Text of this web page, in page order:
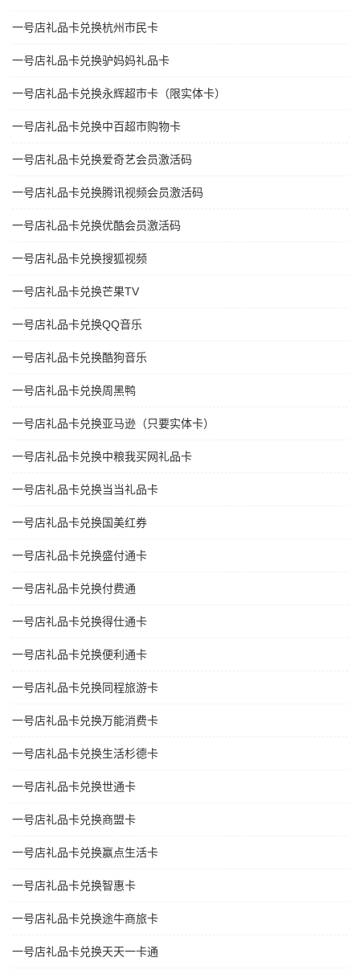
一号店礼品卡兑换杭州市民卡
一号店礼品卡兑换驴妈妈礼品卡
一号店礼品卡兑换永辉超市卡（限实体卡）
一号店礼品卡兑换中百超市购物卡
一号店礼品卡兑换爱奇艺会员激活码
一号店礼品卡兑换腾讯视频会员激活码
一号店礼品卡兑换优酷会员激活码
一号店礼品卡兑换搜狐视频
一号店礼品卡兑换芒果TV
一号店礼品卡兑换QQ音乐
一号店礼品卡兑换酷狗音乐
一号店礼品卡兑换周黑鸭
一号店礼品卡兑换亚马逊（只要实体卡）
一号店礼品卡兑换中粮我买网礼品卡
一号店礼品卡兑换当当礼品卡
一号店礼品卡兑换国美红券
一号店礼品卡兑换盛付通卡
一号店礼品卡兑换付费通
一号店礼品卡兑换得仕通卡
一号店礼品卡兑换便利通卡
一号店礼品卡兑换同程旅游卡
一号店礼品卡兑换万能消费卡
一号店礼品卡兑换生活杉德卡
一号店礼品卡兑换世通卡
一号店礼品卡兑换商盟卡
一号店礼品卡兑换赢点生活卡
一号店礼品卡兑换智惠卡
一号店礼品卡兑换途牛商旅卡
一号店礼品卡兑换天天一卡通